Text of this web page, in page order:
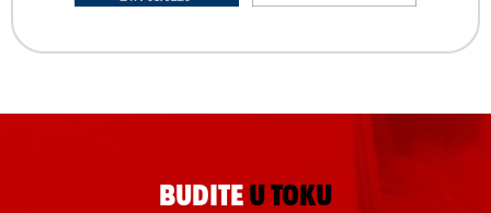
BUDITE U TOKU